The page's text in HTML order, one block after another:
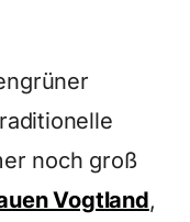
noch groß
Vogtland,